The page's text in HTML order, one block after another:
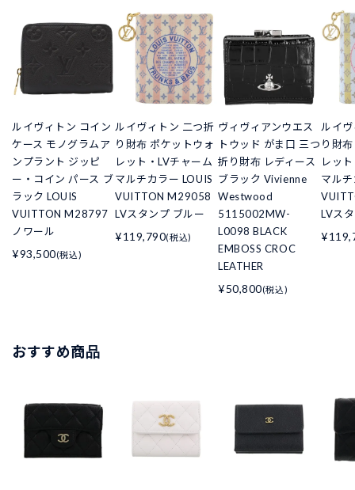
ルイヴィトン コイン
ケース モノグラムア
ンプラント ジッピ
ー・コイン パース ブ
ラック LOUIS
VUITTON M28797
ノワール
¥93,500(税込)
ルイヴィトン 二つ折
り財布 ポケットウォ
レット・LVチャーム
マルチカラー LOUIS
VUITTON M29058
LVスタンプ ブルー
¥119,790(税込)
ヴィヴィアンウエス
トウッド がま口 三つ
折り財布 レディース
ブラック Vivienne
Westwood
5115002MW-
L0098 BLACK
EMBOSS CROC
LEATHER
¥50,800(税込)
ルイ
り財
レッ
マル
LVス
おすすめ商品